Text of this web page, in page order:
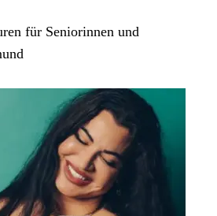
für Seniorinnen und